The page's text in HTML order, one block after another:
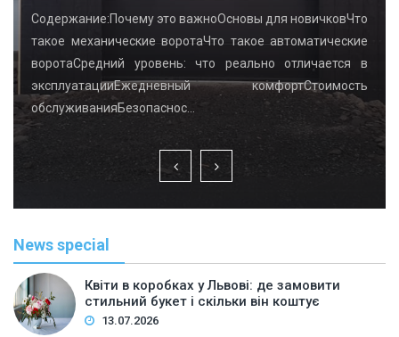
Содержание:Почему это важноОсновы для новичковЧто
такое механические воротаЧто такое автоматические
воротаСредний уровень: что реально отличается в
эксплуатацииЕжедневный комфортСтоимость
обслуживанияБезопаснос…
News special
Квіти в коробках у Львові: де замовити
стильний букет і скільки він коштує
13.07.2026